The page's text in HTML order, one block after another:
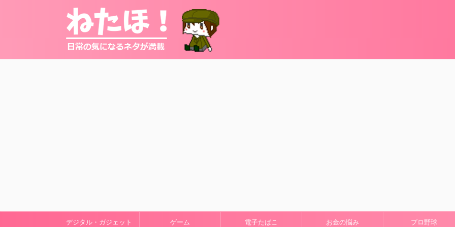
デジタル・ガジェット ゲーム 電子たばこ お金の悩み プロ野球